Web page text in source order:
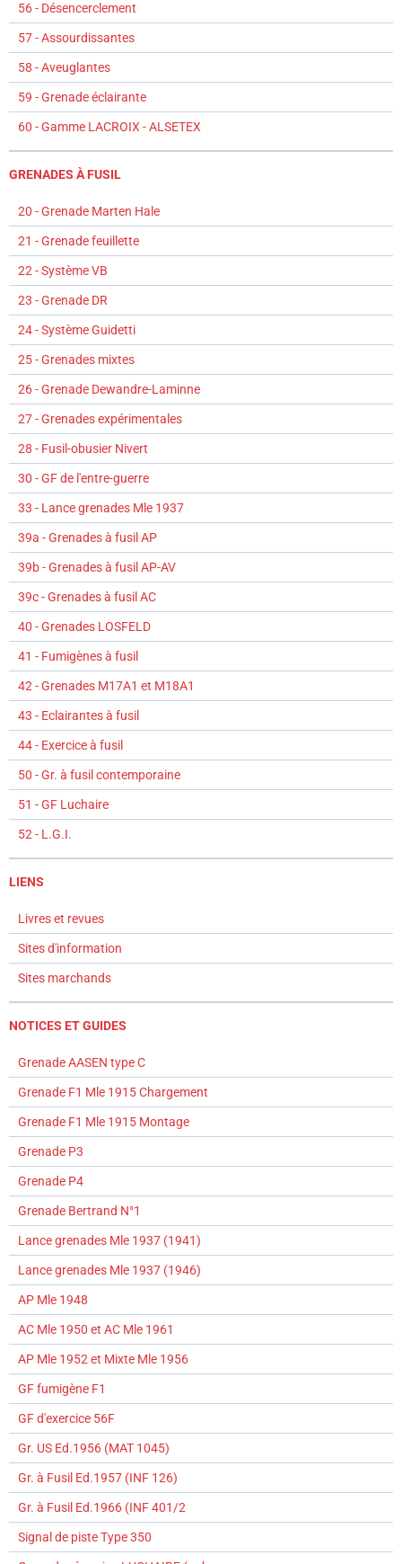
56 - Désencerclement
57 - Assourdissantes
58 - Aveuglantes
59 - Grenade éclairante
60 - Gamme LACROIX - ALSETEX
GRENADES À FUSIL
20 - Grenade Marten Hale
21 - Grenade feuillette
22 - Système VB
23 - Grenade DR
24 - Système Guidetti
25 - Grenades mixtes
26 - Grenade Dewandre-Laminne
27 - Grenades expérimentales
28 - Fusil-obusier Nivert
30 - GF de l'entre-guerre
33 - Lance grenades Mle 1937
39a - Grenades à fusil AP
39b - Grenades à fusil AP-AV
39c - Grenades à fusil AC
40 - Grenades LOSFELD
41 - Fumigènes à fusil
42 - Grenades M17A1 et M18A1
43 - Eclairantes à fusil
44 - Exercice à fusil
50 - Gr. à fusil contemporaine
51 - GF Luchaire
52 - L.G.I.
LIENS
Livres et revues
Sites d'information
Sites marchands
NOTICES ET GUIDES
Grenade AASEN type C
Grenade F1 Mle 1915 Chargement
Grenade F1 Mle 1915 Montage
Grenade P3
Grenade P4
Grenade Bertrand N°1
Lance grenades Mle 1937 (1941)
Lance grenades Mle 1937 (1946)
AP Mle 1948
AC Mle 1950 et AC Mle 1961
AP Mle 1952 et Mixte Mle 1956
GF fumigène F1
GF d'exercice 56F
Gr. US Ed.1956 (MAT 1045)
Gr. à Fusil Ed.1957 (INF 126)
Gr. à Fusil Ed.1966 (INF 401/2
Signal de piste Type 350